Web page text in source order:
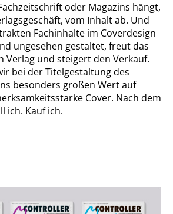
oder Magazins hängt,
vom Inhalt ab. Und
Fachinhalte im Coverdesign
ungesehen gestaltet, freut das
Verlag und steigert den Verkauf.
bei der Titelgestaltung des
besonders großen Wert auf
Cover. Nach dem
ich. Kauf ich.